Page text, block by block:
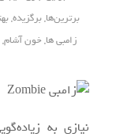
برترین‌ها,برگزیده,
زامبی ها,خون آشام,
نیازی به